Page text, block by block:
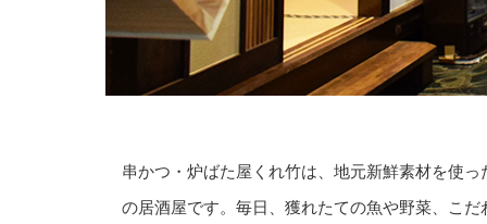
串かつ・炉ばた屋くれ竹は、地元新鮮素材を使っ
の居酒屋です。毎日、獲れたての魚や野菜、こだ